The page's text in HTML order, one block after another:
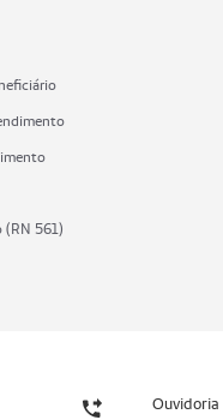
(RN 561)
Ouvidoria